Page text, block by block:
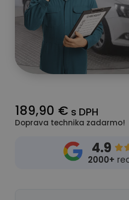
189,90 € s DPH
Doprava technika zadarmo!
4.9 
2000+